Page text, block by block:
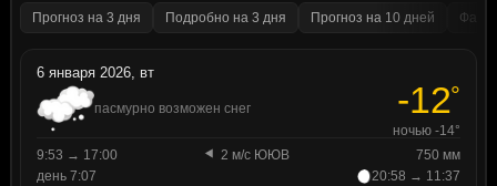
Прогноз на 3 дня Подробно на 3 дня Прогноз на 10 дней
6 января 2026, вт
пасмурно возможен снег -12°
ночью -14°
9:53 → 17:00
2 м/с ЮЮВ
750 мм
день 7:07
20:58 → 11:37